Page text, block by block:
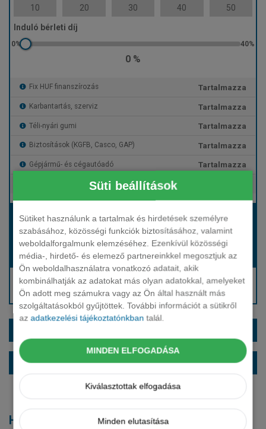
Süti beállítások
Sütiket használunk a tartalmak és hirdetések személyre
szabásához, közösségi funkciók biztosításához, valamint
weboldalforgalmunk elemzéséhez. Ezenkívül közösségi
média-, hirdető- és elemező partnereinkkel megosztjuk az
Ön weboldalhasználatra vonatkozó adatait, akik
kombinálhatják az adatokat más olyan adatokkal, amelyeket
Ön adott meg számukra vagy az Ön által használt más
szolgáltatásokból gyűjtöttek. További információt a sütikről
azadatkezelési tájékoztatónkban talál.
MINDEN ELFOGADÁSA
Kiválasztottak elfogadása
Minden elutasítása
10
20 30 40 50
Induló bérleti díj
0 %
Fix HUF finanszírozás Tartalmazza
Karbantartás, szerviz Tartalmazza
Téli-nyári gumi Tartalmazza
Biztosítások (KGFB, Casco, GAP) Tartalmazza
Gépjármű- és cégautóadó Tartalmazza
Európai assistance
Bérleti díj:
Hívjon bennünket!
Induló bérleti díj: Hívjon bennünket!
Hívjon: +36 1 888 0088
Kérjen visszahívást!
ALAPFELSZERELTSÉG
Hasonló modellek